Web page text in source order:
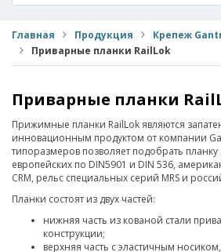
Главная Продукция
Крепеж
Приварные планки RailLok
Приварные планки
Прижимные планки RailLok являются
инновационным продуктом от компании
типоразмеров позволяет подобрать
европейских по DIN5901 и DIN 536,
CRM, рельс специальных серий MRS и
Планки состоят из двух частей:
нижняя часть из кованой стали
конструкции;
верхняя часть с эластичным